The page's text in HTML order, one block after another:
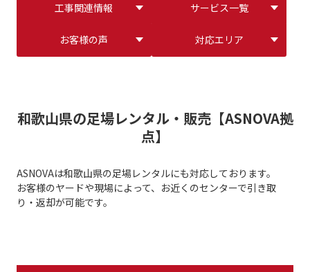
工事関連情報 サービス一覧
お客様の声 対応エリア
和歌山県の足場レンタル・販売【ASNOVA拠
点】
ASNOVAは和歌山県の足場レンタルにも対応しております。
お客様のヤードや現場によって、お近くのセンターで引き取
り・返却が可能です。